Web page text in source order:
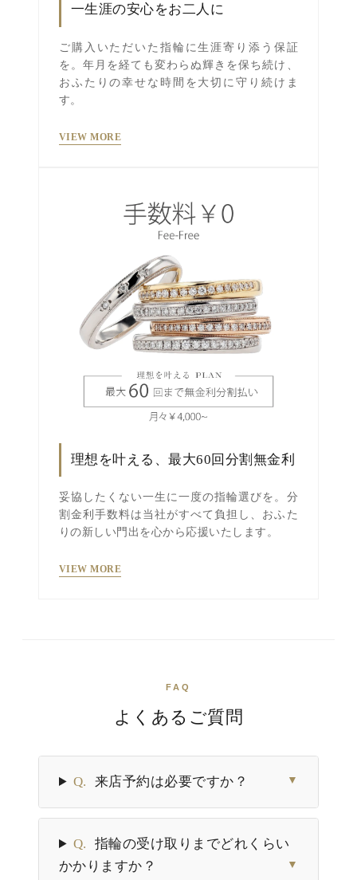
一生涯の安心をお二人に
ご購入いただいた指輪に生涯寄り添う保証
を。年月を経ても変わらぬ輝きを保ち続け、
おふたりの幸せな時間を大切に守り続けま
す。
VIEW MORE
理想を叶える、最大60回分割無金利
妥協したくない一生に一度の指輪選びを。分
割金利手数料は当社がすべて負担し、おふた
りの新しい門出を心から応援いたします。
VIEW MORE
FAQ
よくあるご質問
Q. 来店予約は必要ですか？ ▼
Q.
指輪の受け取りまでどれくらい
かかりますか？
▼